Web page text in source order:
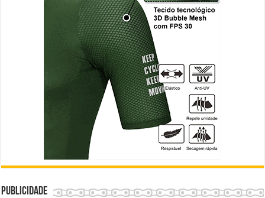
Publicidade